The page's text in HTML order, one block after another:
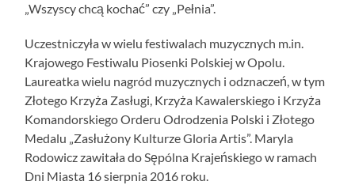
„Wszyscy chcą kochać” czy „Pełnia”.
Uczestniczyła w wielu festiwalach muzycznych m.in.
Krajowego Festiwalu Piosenki Polskiej w Opolu.
Laureatka wielu nagród muzycznych i odznaczeń, w tym
Złotego Krzyża Zasługi, Krzyża Kawalerskiego i Krzyża
Komandorskiego Orderu Odrodzenia Polski i Złotego
Medalu „Zasłużony Kulturze Gloria Artis”. Maryla
Rodowicz zawitała do Sępólna Krajeńskiego w ramach
Dni Miasta 16 sierpnia 2016 roku.